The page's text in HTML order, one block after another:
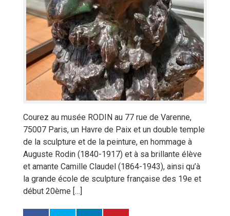
Courez au musée RODIN au 77 rue de Varenne,
75007 Paris, un Havre de Paix et un double temple
de la sculpture et de la peinture, en hommage à
Auguste Rodin (1840-1917) et à sa brillante élève
et amante Camille Claudel (1864-1943), ainsi qu’à
la grande école de sculpture française des 19e et
début 20ème […]